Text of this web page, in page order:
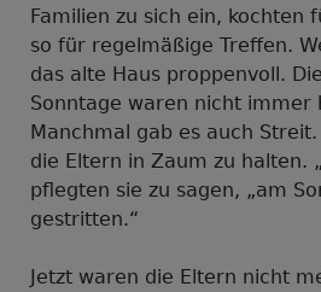
Familien zu sich ein, kochten
so für regelmäßige Treffen.
das alte Haus proppenvoll.
Sonntage waren nicht immer
Manchmal gab es auch
die Eltern in Zaum zu halten.
pflegten sie zu sagen, „am
gestritten.“
Jetzt waren die Eltern nicht